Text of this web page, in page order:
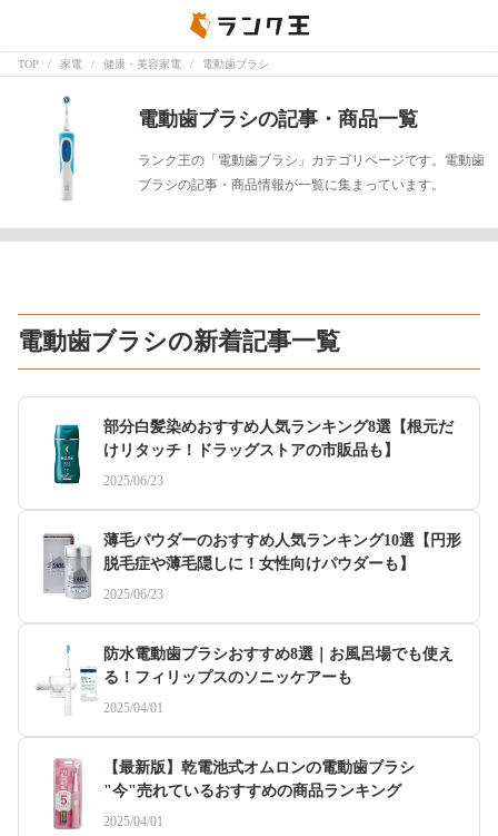
TOP 家電 健康・美容家電 電動歯ブラシ
電動歯ブラシの記事・商品一覧
ランク王の「電動歯ブラシ」カテゴリページです。電動歯
ブラシの記事・商品情報が一覧に集まっています。
電動歯ブラシの新着記事一覧
部分白髪染めおすすめ人気ランキング8選【根元だ
けリタッチ！ドラッグストアの市販品も】
2025/06/23
薄毛パウダーのおすすめ人気ランキング10選【円形
脱毛症や薄毛隠しに！女性向けパウダーも】
2025/06/23
防水電動歯ブラシおすすめ8選｜お風呂場でも使え
る！フィリップスのソニッケアーも
2025/04/01
【最新版】乾電池式オムロンの電動歯ブラシ
"今"売れているおすすめの商品ランキング
2025/04/01